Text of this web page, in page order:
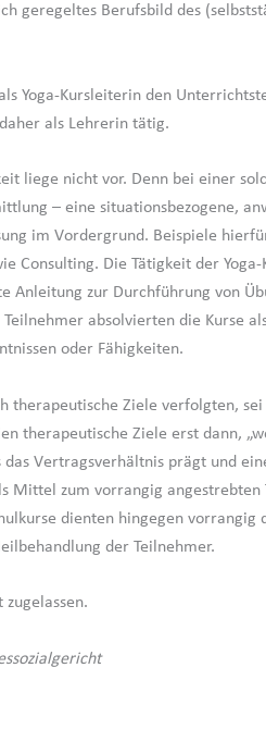
geregeltes Berufsbild des
Yoga-Kursleiterin den
als Lehrerin tätig.
liege nicht vor. Denn bei einer
– eine situationsbezogene,
im Vordergrund. Beispiele
Consulting. Die Tätigkeit der
Anleitung zur Durchführung von
absolvierten die Kurse
oder Fähigkeiten.
therapeutische Ziele verfolgten,
therapeutische Ziele erst dann,
Vertragsverhältnis prägt und
Mittel zum vorrangig
dienten hingegen
der Teilnehmer.